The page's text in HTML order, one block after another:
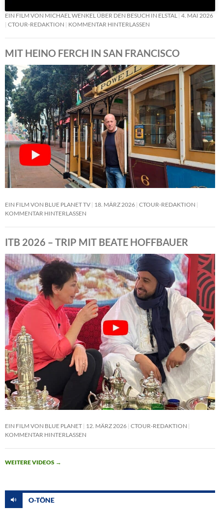
EIN FILM VON MICHAEL WENKEL ÜBER DEN BESUCH IN ELSTAL
4. MAI 2026
CTOUR-REDAKTION
KOMMENTAR HINTERLASSEN
MIT HEINO FERCH IN SAN FRANCISCO
EIN FILM VON BLUE PLANET TV 18. MÄRZ 2026 CTOUR-REDAKTION
KOMMENTAR HINTERLASSEN
ITB 2026 – TRIP MIT BEATE HOFFBAUER
EIN FILM VON BLUE PLANET 12. MÄRZ 2026 CTOUR-REDAKTION
KOMMENTAR HINTERLASSEN
WEITERE VIDEOS →
O-TÖNE